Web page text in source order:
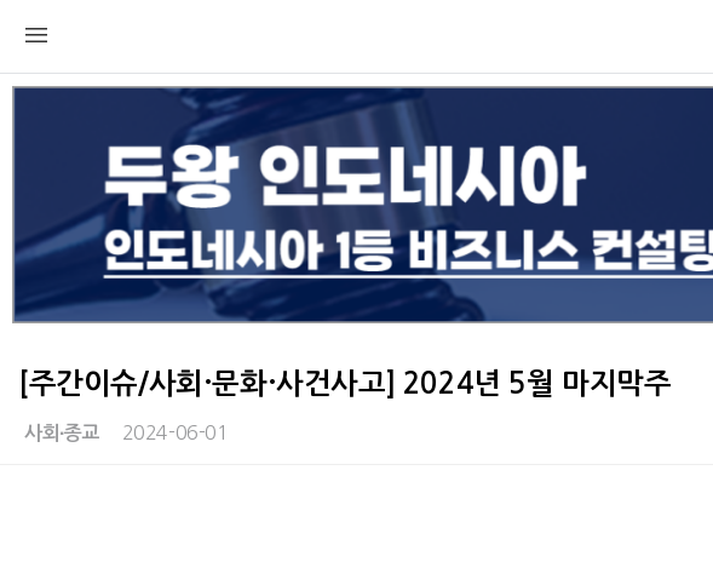
[주간이슈/사회·문화·사건사고] 2024년 5월 마지막주
사회∙종교 2024-06-01